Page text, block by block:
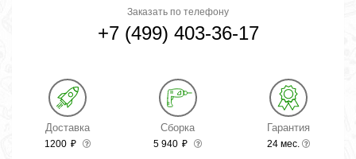
Заказать по телефону
+7 (499) 403-36-17
Доставка
1200 ₽
Сборка
5 940 ₽
Гарантия
24 мес.